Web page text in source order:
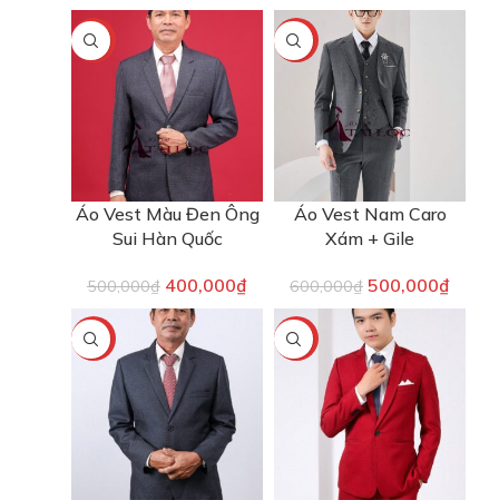
-20%
Áo Vest Màu Đen Ông
Sui Hàn Quốc
500,000₫ 400,000₫
-17%
Áo Vest Nam Caro
Xám + Gile
600,000₫ 500,000₫
-20% -20%